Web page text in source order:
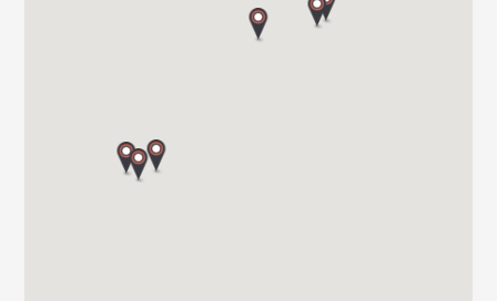
Carretera de Santiago Nacional 540 Km 4.5 27210